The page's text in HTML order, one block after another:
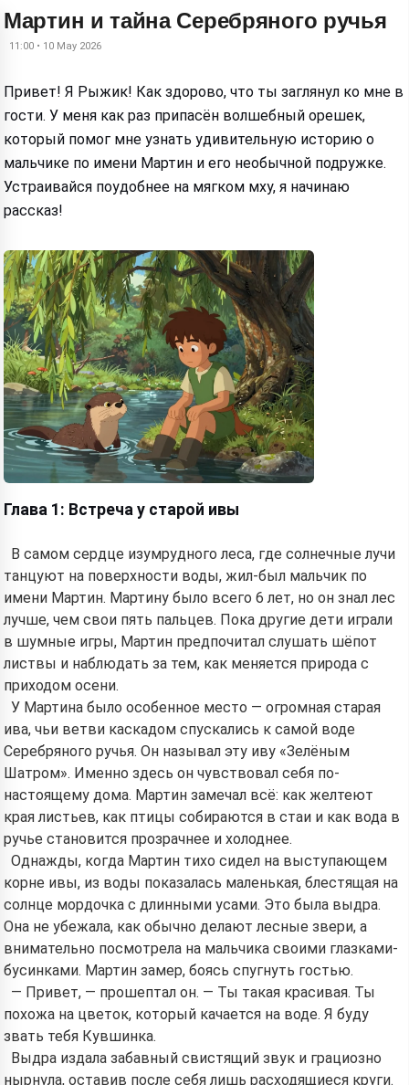
Мартин и тайна Серебряного ручья
11:00 • 10 May 2026
Привет! Я Рыжик! Как здорово, что ты заглянул ко мне в
гости. У меня как раз припасён волшебный орешек,
который помог мне узнать удивительную историю о
мальчике по имени Мартин и его необычной подружке.
Устраивайся поудобнее на мягком мху, я начинаю
рассказ!
Глава 1: Встреча у старой ивы
В самом сердце изумрудного леса, где солнечные лучи
танцуют на поверхности воды, жил-был мальчик по
имени Мартин. Мартину было всего 6 лет, но он знал лес
лучше, чем свои пять пальцев. Пока другие дети играли
в шумные игры, Мартин предпочитал слушать шёпот
листвы и наблюдать за тем, как меняется природа с
приходом осени.
У Мартина было особенное место — огромная старая
ива, чьи ветви каскадом спускались к самой воде
Серебряного ручья. Он называл эту иву «Зелёным
Шатром». Именно здесь он чувствовал себя по-
настоящему дома. Мартин замечал всё: как желтеют
края листьев, как птицы собираются в стаи и как вода в
ручье становится прозрачнее и холоднее.
Однажды, когда Мартин тихо сидел на выступающем
корне ивы, из воды показалась маленькая, блестящая на
солнце мордочка с длинными усами. Это была выдра.
Она не убежала, как обычно делают лесные звери, а
внимательно посмотрела на мальчика своими глазками-
бусинками. Мартин замер, боясь спугнуть гостью.
— Привет, — прошептал он. — Ты такая красивая. Ты
похожа на цветок, который качается на воде. Я буду
звать тебя Кувшинка.
Выдра издала забавный свистящий звук и грациозно
нырнула, оставив после себя лишь расходящиеся круги.